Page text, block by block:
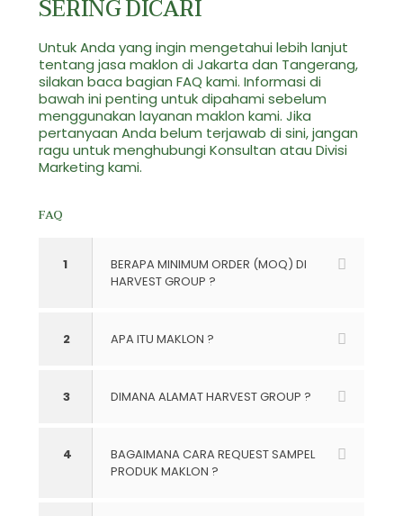
SERING DICARI
Untuk Anda yang ingin mengetahui lebih lanjut
tentang jasa maklon di Jakarta dan Tangerang,
silakan baca bagian FAQ kami. Informasi di
bawah ini penting untuk dipahami sebelum
menggunakan layanan maklon kami. Jika
pertanyaan Anda belum terjawab di sini, jangan
ragu untuk menghubungi Konsultan atau Divisi
Marketing kami.
FAQ
1
BERAPA MINIMUM ORDER (MOQ) DI
HARVEST GROUP ?
2 APA ITU MAKLON ?
3 DIMANA ALAMAT HARVEST GROUP ?
4
BAGAIMANA CARA REQUEST SAMPEL
PRODUK MAKLON ?